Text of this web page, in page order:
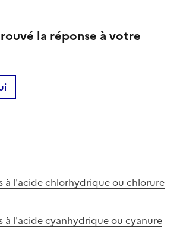
la réponse à votre
à l'acide chlorhydrique ou chlorure
à l'acide cyanhydrique ou cyanure